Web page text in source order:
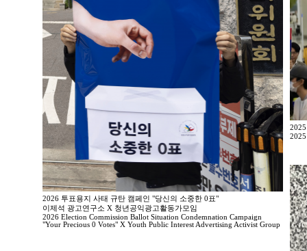
2026 투표용지 사태 규탄 캠페인 "당신의 소중한 0표"
이제석 광고연구소 X 청년공익광고활동가모임
2026 Election Commission Ballot Situation Condemnation Campaign
"Your Precious 0 Votes" X Youth Public Interest Advertising Activist Group
2025